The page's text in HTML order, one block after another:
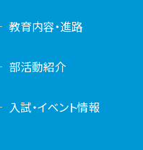
教育内容・進路
部活動紹介
入試・イベント情報